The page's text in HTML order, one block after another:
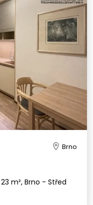
Brno
Pronájem vybaveného bytu 1+kk, 23 m², Brno - Střed